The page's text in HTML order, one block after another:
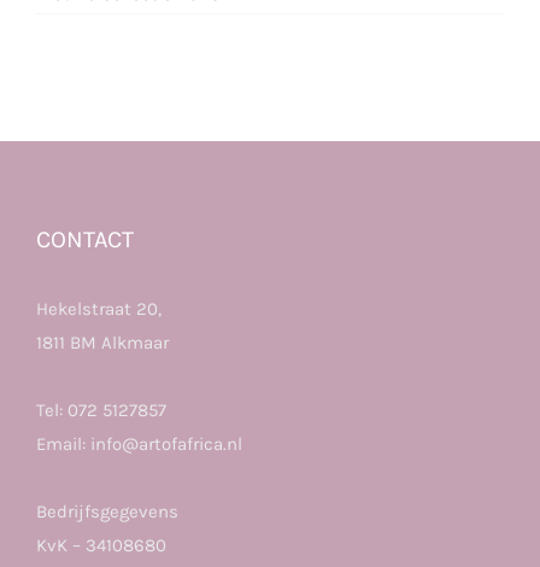
CONTACT
Hekelstraat 20,
1811 BM Alkmaar
Tel: 072 5127857
Email: info@artofafrica.nl
Bedrijfsgegevens
KvK – 34108680